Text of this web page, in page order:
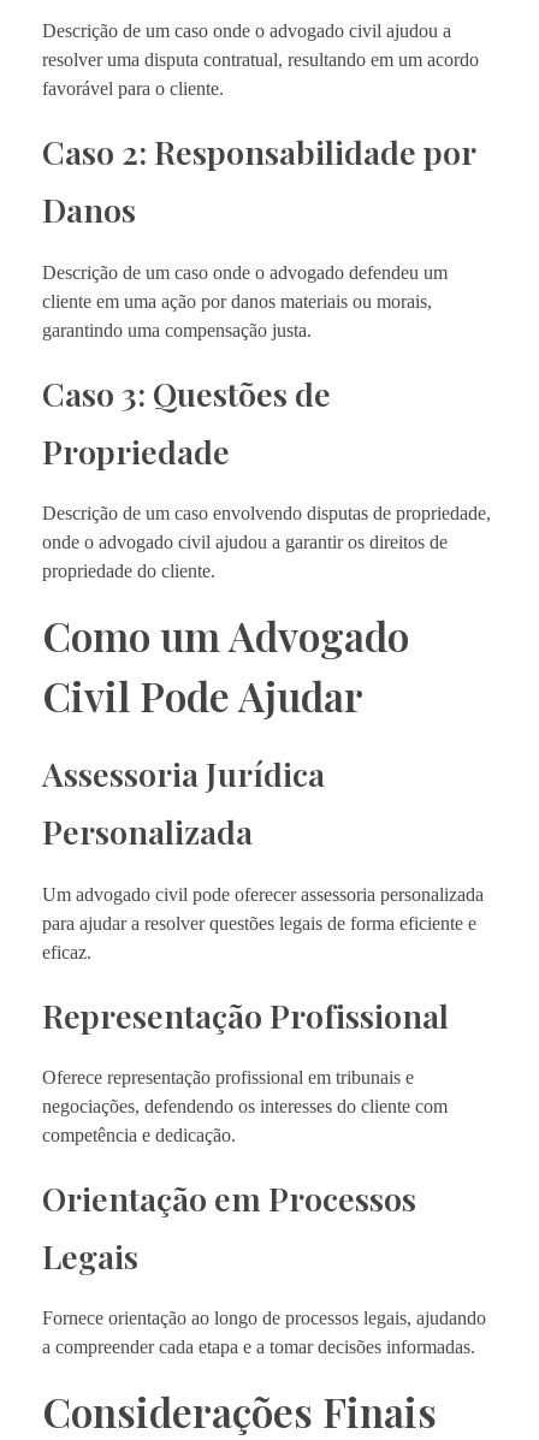
Descrição de um caso onde o advogado civil ajudou a
resolver uma disputa contratual, resultando em um acordo
favorável para o cliente.
Caso 2: Responsabilidade por
Danos
Descrição de um caso onde o advogado defendeu um
cliente em uma ação por danos materiais ou morais,
garantindo uma compensação justa.
Caso 3: Questões de
Propriedade
Descrição de um caso envolvendo disputas de propriedade,
onde o advogado civil ajudou a garantir os direitos de
propriedade do cliente.
Como um Advogado
Civil Pode Ajudar
Assessoria Jurídica
Personalizada
Um advogado civil pode oferecer assessoria personalizada
para ajudar a resolver questões legais de forma eficiente e
eficaz.
Representação Profissional
Oferece representação profissional em tribunais e
negociações, defendendo os interesses do cliente com
competência e dedicação.
Orientação em Processos
Legais
Fornece orientação ao longo de processos legais, ajudando
a compreender cada etapa e a tomar decisões informadas.
Considerações Finais